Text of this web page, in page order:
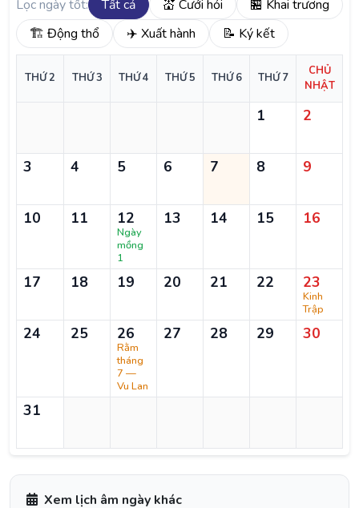
Lọc ngày tốt: Tất cả 💒 Cưới hỏi
🏪 Khai trương
🏗️ Động thổ
✈️ Xuất hành 📝 Ký kết
THỨ 2 THỨ 3 THỨ 4 THỨ 5 THỨ 6 THỨ 7
CHỦ
NHẬT
1 2
3 4 5 6 7 8 9
10 11 12
Ngày
mồng
1
13 14 15 16
17 18 19 20 21 22 23
Kinh
Trập
24 25 26
Rằm
tháng
7 —
Vu Lan
27 28 29 30
31
Xem lịch âm ngày khác